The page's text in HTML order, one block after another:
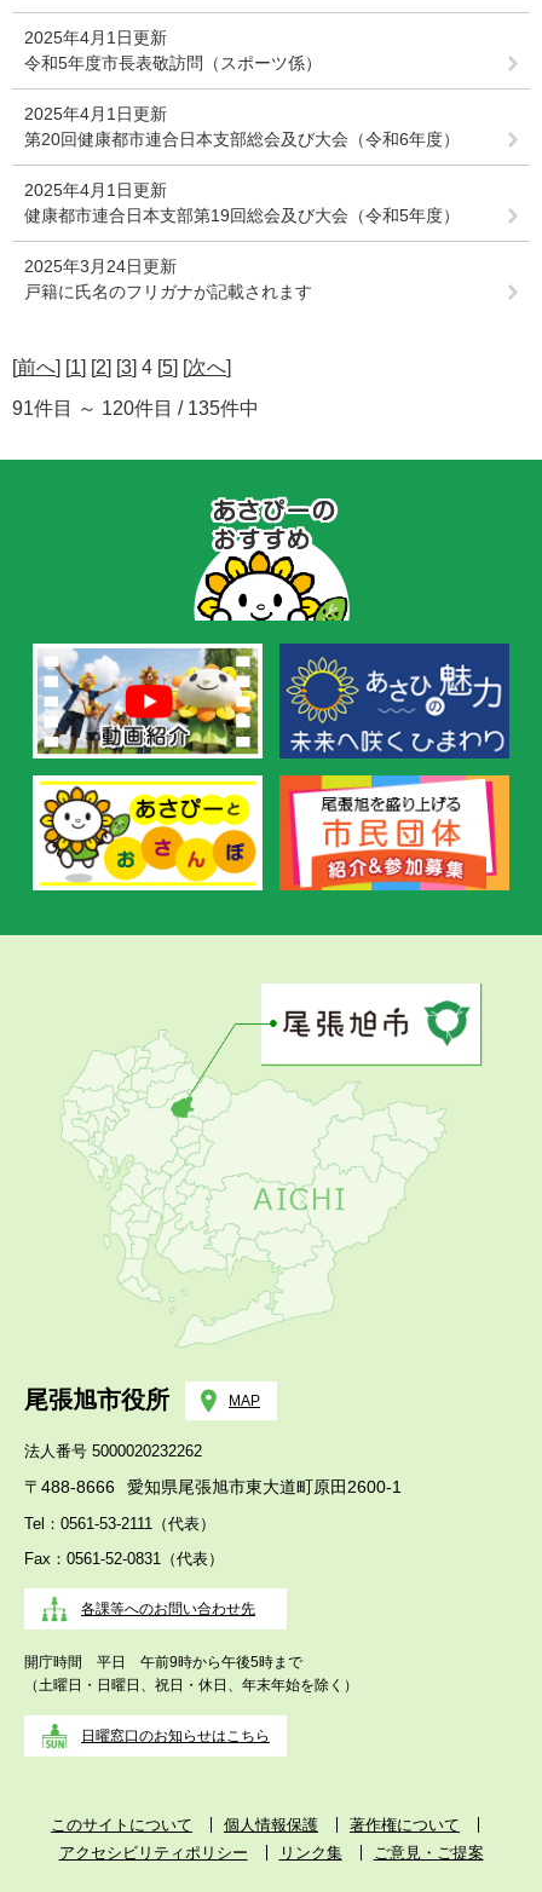
2025年4月1日更新
令和5年度市長表敬訪問（スポーツ係）
2025年4月1日更新
第20回健康都市連合日本支部総会及び大会（令和6年度）
2025年4月1日更新
健康都市連合日本支部第19回総会及び大会（令和5年度）
2025年3月24日更新
戸籍に氏名のフリガナが記載されます
[前へ] [1] [2] [3] 4 [5] [次へ]
91件目 ～ 120件目 / 135件中
の
お
す
め
尾張旭市役所 MAP
法人番号 5000020232262
〒488-8666 愛知県尾張旭市東大道町原田2600-1
Tel：0561-53-2111（代表）
Fax：0561-52-0831（代表）
各課等へのお問い合わせ先
開庁時間 平日 午前9時から午後5時まで
（土曜日・日曜日、祝日・休日、年末年始を除く）
日曜窓口のお知らせはこちら
このサイトについて 個人情報保護
著作権について
アクセシビリティポリシー
リンク集 ご意見・ご提案